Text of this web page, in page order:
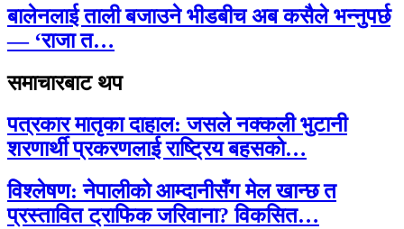
बालेनलाई ताली बजाउने भीडबीच अब कसैले भन्नुपर्छ
— ‘राजा त…
समाचारबाट थप
पत्रकार मातृका दाहाल: जसले नक्कली भुटानी
शरणार्थी प्रकरणलाई राष्ट्रिय बहसको…
विश्लेषण: नेपालीको आम्दानीसँग मेल खान्छ त
प्रस्तावित ट्राफिक जरिवाना? विकसित…